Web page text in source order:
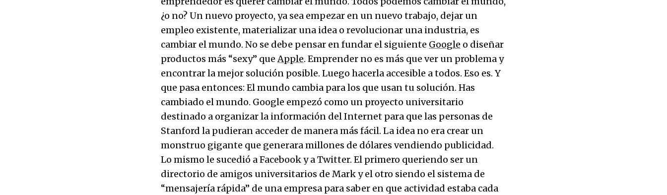
¿o no? Un nuevo proyecto, ya sea empezar en un nuevo trabajo, dejar un
empleo existente, materializar una idea o revolucionar una industria, es
cambiar el mundo. No se debe pensar en fundar el siguiente Google o diseñar
productos más “sexy” queApple. Emprender no es más que ver un problema y
encontrar la mejor solución posible. Luego hacerla accesible a todos. Eso es. Y
que pasa entonces: El mundo cambia para los que usan tu solución. Has
cambiado el mundo. Google empezó como un proyecto universitario
destinado a organizar la información del Internet para que las personas de
Stanford la pudieran acceder de manera más fácil. La idea no era crear un
monstruo gigante que generara millones de dólares vendiendo publicidad.
Lo mismo le sucedió a Facebook y a Twitter. El primero queriendo ser un
directorio de amigos universitarios de Mark y el otro siendo el sistema de
“mensajería rápida” de una empresa para saber en que actividad estaba cada